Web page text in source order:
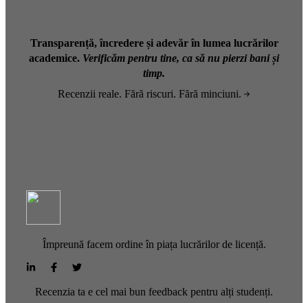
Transparență, încredere și adevăr în lumea lucrărilor
academice. Verificăm pentru tine, ca să nu pierzi bani și
timp.
Recenzii reale. Fără riscuri. Fără minciuni.
Împreună facem ordine în piața lucrărilor de licență.
Recenzia ta e cel mai bun feedback pentru alți studenți.